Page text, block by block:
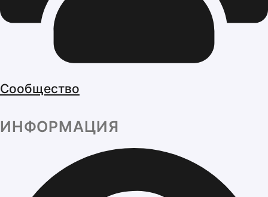
Сообщество
ИНФОРМАЦИЯ